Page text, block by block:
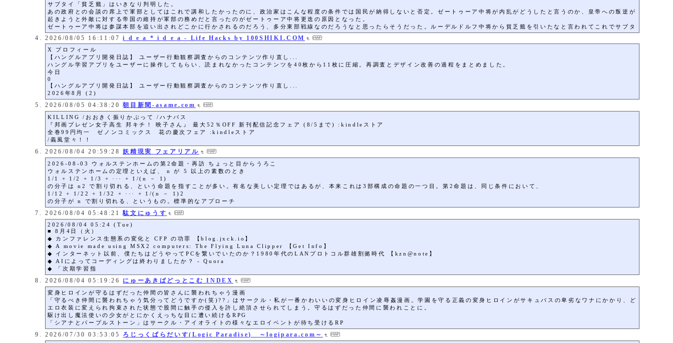
サブタイ「貧乏籤」はいきなり判明した。
あの政府との会談の席上で軍部としてはこれで講和したかったのに、政治家はこんな程度の条件では国民が納得しないと否定。ゼートゥーア中将が内乱がどうしたと言うのか、皇帝への叛逆が
起きようと外敵に対する帝国の維持が軍部の務めだと言ったのがゼートゥーア中将更迭の原因となった。
ゼートゥーア中将は参謀本部を追い出されどこかに行かされるのだろう、多分東部戦線なのだろうなと思ったらそうだった。ルーデルドルフ中将から貧乏籤を引いたなと言われてこれでサブタ
2026/08/05 16:11:07 i d e a * i d e a - Life Hacks by 100SHIKI.COM
X プロフィール
【ハングルアプリ開発日誌】 ユーザー行動観察調査からのコンテンツ作り直し...
ハングル学習アプリをユーザーに操作してもらい、読まれなかったコンテンツを40枚から11枚に圧縮。再調査とデザイン改善の過程をまとめました。
今日
0
【ハングルアプリ開発日誌】 ユーザー行動観察調査からのコンテンツ作り直し...
2026年8月 (2)
2026/08/05 04:38:20 朝目新聞-asame.com
KILLING /おおきく振りかぶって /ハナバス
『邦画プレゼン女子高生 邦キチ！ 映子さん』 最大52％OFF 新刊配信記念フェア (8/5まで) :kindleストア
全巻99円均一 ゼノンコミックス 花の慶次フェア :kindleストア
/義風堂々！！
2026/08/04 20:59:28 妖精現実 フェアリアル
2026-08-03 ウォルステンホームの第2命題・再訪 ちょっと目からうろこ
ウォルステンホームの定理といえば、 n が 5 以上の素数のとき
1/1 + 1/2 + 1/3 + ··· + 1/(n － 1)
の分子は n2 で割り切れる、という命題を指すことが多い。有名な美しい定理ではあるが、本来これは3部構成の命題の一つ目。第2命題は、同じ条件において、
1/12 + 1/22 + 1/32 + ··· + 1/(n － 1)2
の分子が n で割り切れる、というもの。標準的なアプローチ
2026/08/04 05:48:21 駄文にゅうす
2026/08/04 05:24 (Tue)
■ 8月4日（火）
◆ カンファレンス生態系の変化と CFP の功罪 【blog.jxck.io】
◆ A movie made using MSX2 computers: The Flying Luna Clipper 【Get Info】
◆ インターネット以前、僕たちはどうやってPCを繋いでいたのか？1980年代のLANプロトコル群雄割拠時代 【kzn@note】
◆ AIによってコーディングは終わりましたか？ - Quora
◆ 「次期学習指
2026/08/04 05:19:26 にゅーあきばどっとこむ INDEX
変身ヒロインが守るはずだった仲間の皆さんに襲われちゃう漫画
「守るべき仲間に襲われちゃう気分ってどうですか(笑)??」はサークル・私が一番かわいいの変身ヒロイン凌辱姦漫画。学園を守る正義の変身ヒロインがサキュバスの卑劣なワナにかかり、ど
エロ衣装に変えられ拘束された状態で股間に触手の侵入を許し絶頂させられてしまう。守るはずだった仲間に襲われことに。
駆け出し魔法使いの少女がとにかくえっちな目に遭い続けるRPG
「シアナとパープルストーン」はサークル・アイオライトの様々なエロイベントが待ち受けるRP
2026/07/30 03:53:05 ろじっくぱらだいす(Logic Paradise) ～logipara.com～